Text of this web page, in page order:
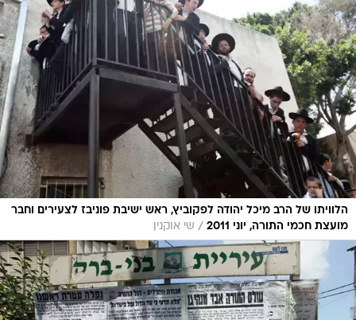
הלוויתו של הרב מיכל יהודה לפקוביץ, ראש ישיבת פוניבז לצעירים וחבר
מועצת חכמי התורה, יוני 2011
/ שי אוקנין